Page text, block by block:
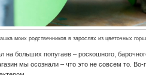
моих родственников в зарослях из цветочных
больших попугаев – роскошного,
мы осознали – что это не совсем то.